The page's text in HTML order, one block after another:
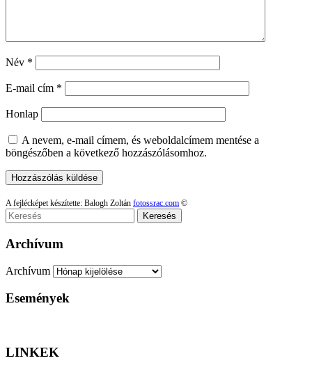
Név *
E-mail cím *
Honlap
A nevem, e-mail címem, és weboldalcímem mentése a
böngészőben a következő hozzászólásomhoz.
A fejlécképet készítette: Balogh Zoltán fotossrac.com ©
Keresés
Archívum
Archívum
Események
LINKEK